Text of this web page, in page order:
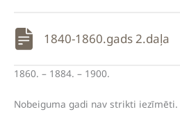
1840-1860.gads 2.daļa
1860. – 1884. – 1900.
Nobeiguma gadi nav strikti iezīmēti.